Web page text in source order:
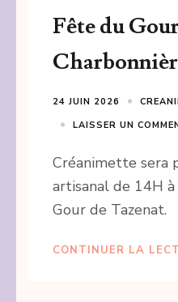
Fête du
24 JUIN 2026
LAISSER UN
Créanimette sera
artisanal de 14H
Gour de Tazenat.
CONTINUER LA